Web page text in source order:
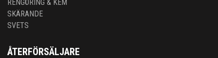
RENGÖRING & KEM
SKÄRANDE
SVETS
ÅTERFÖRSÄLJARE